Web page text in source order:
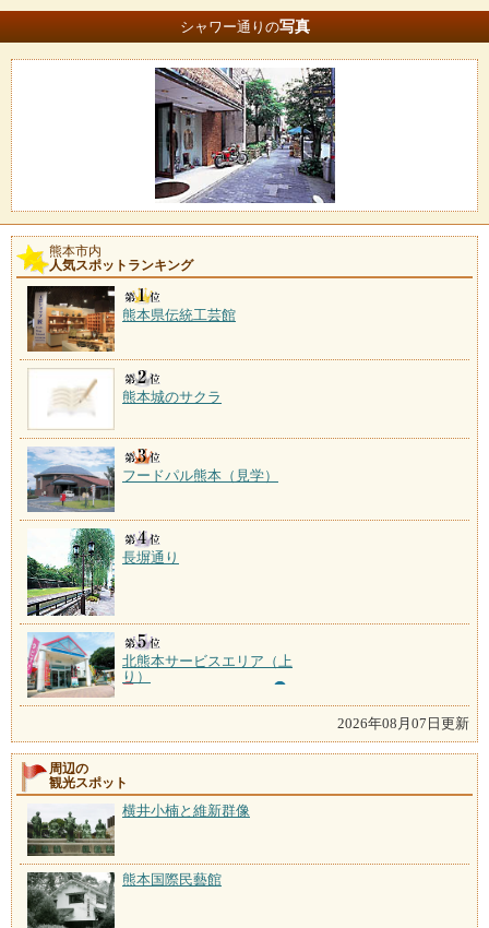
シャワー通りの写真
熊本市内
人気スポットランキング
熊本県伝統工芸館
熊本城のサクラ
フードパル熊本（見学）
長塀通り
北熊本サービスエリア（上
り）
2026年08月07日更新
周辺の
観光スポット
横井小楠と維新群像
熊本国際民藝館